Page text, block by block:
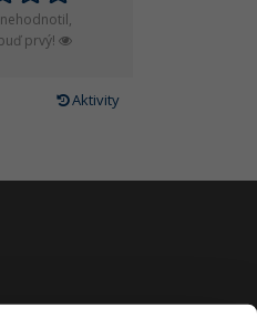
prvý!
Aktivity